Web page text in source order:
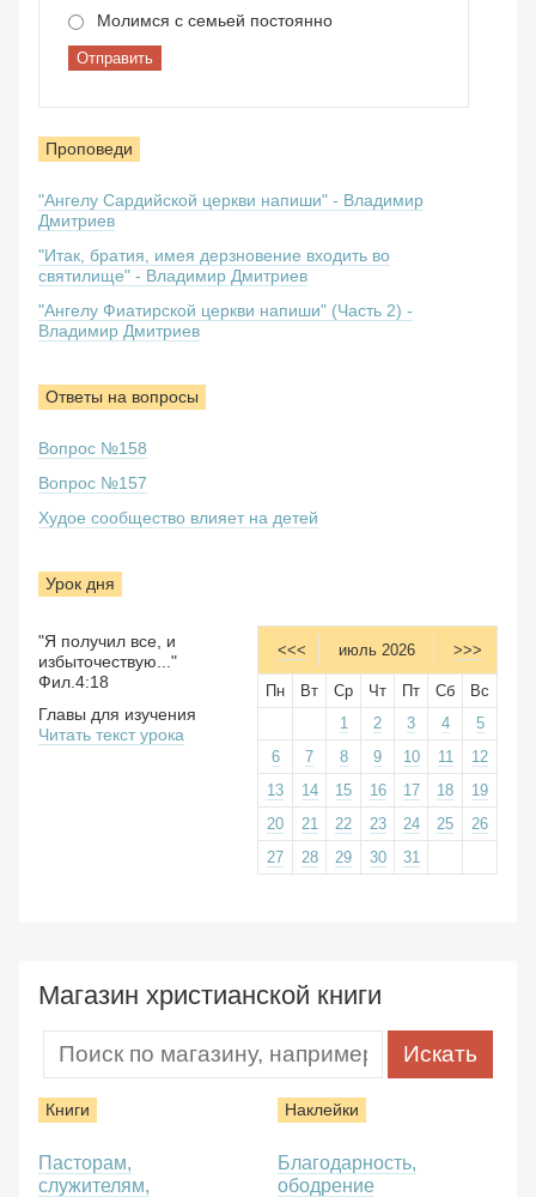
Молимся с семьей постоянно
Отправить
Проповеди
"Ангелу Сардийской церкви напиши" - Владимир
Дмитриев
"Итак, братия, имея дерзновение входить во
святилище" - Владимир Дмитриев
"Ангелу Фиатирской церкви напиши" (Часть 2) -
Владимир Дмитриев
Ответы на вопросы
Вопрос №158
Вопрос №157
Худое сообщество влияет на детей
Урок дня
<<< июль 2026 >>>
Пн Вт Ср Чт Пт Сб
Вс
1
2 3 4
5
6
7 8 9 10 11
12
13
14 15 16 17 18
19
20
21 22 23 24 25
26
27
28 29 30 31
"Я получил все, и
избыточествую..."
Фил.4:18
Главы для изучения
Читать текст урока
Магазин христианской книги
Книги
Пасторам,
служителям,
Наклейки
Благодарность,
ободрение